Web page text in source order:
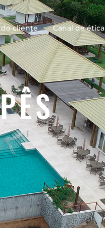
do cliente Canal de ética